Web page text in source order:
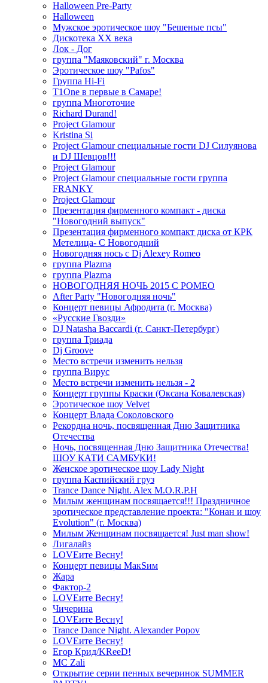
Halloween Pre-Party
Halloween
Мужское эротическое шоу "Бешеные псы"
Дискотека ХХ века
Лок - Дог
группа "Маяковский" г. Москва
Эротическое шоу "Pafos"
Группа Hi-Fi
T1One в первые в Самаре!
группа Многоточие
Richard Durand!
Project Glamour
Kristina Si
Project Glamour специальные гости DJ Силуянова
и DJ Шевцов!!!
Project Glamour
Project Glamour специальные гости группа
FRANKY
Project Glamour
Презентация фирменного компакт - диска
"Новогодний выпуск"
Презентация фирменного компакт диска от КРК
Метелица- С Новогодний
Новогодняя нось с Dj Alexey Romeo
группа Plazma
группа Plazma
НОВОГОДНЯЯ НОЧЬ 2015 C РОМЕО
After Party "Новогодняя ночь"
Концерт певицы Афродита (г. Москва)
«Русские Гвозди»
DJ Natasha Baccardi (г. Санкт-Петербург)
группа Триада
Dj Groove
Место встречи изменить нельзя
группа Вирус
Место встречи изменить нельзя - 2
Концерт группы Краски (Оксана Ковалевская)
Эротическое шоу Velvet
Концерт Влада Соколовского
Рекордна ночь, посвященная Дню Защитника
Отечества
Ночь, посвященная Дню Защитника Отечества!
ШОУ КАТИ САМБУКИ!
Женское эротическое шоу Lady Night
группа Каспийский груз
Trance Dance Night. Alex M.O.R.P.H
Милым женщинам посвящается!!! Праздничное
эротическое представление проекта: "Конан и шоу
Evolution" (г. Москва)
Милым Женщинам посвящается! Just man show!
Лигалайз
LOVEите Весну!
Концерт певицы МакSим
Жара
Фактор-2
LOVEите Весну!
Чичерина
LOVEите Весну!
Trance Dance Night. Alexander Popov
LOVEите Весну!
Егор Крид/KReeD!
MC Zali
Открытие серии пенных вечеринок SUMMER